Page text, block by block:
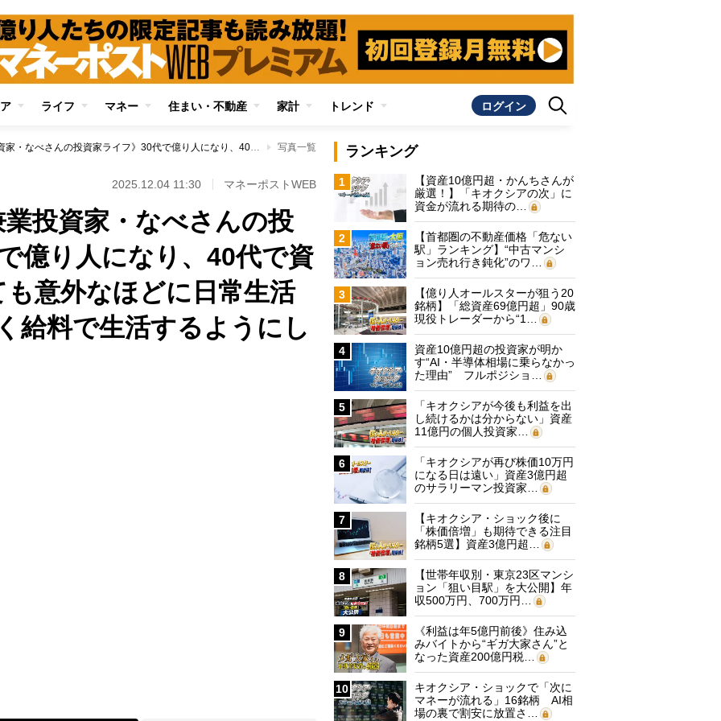
ライフ マネー 住まい・不動産 家計 トレンド ログイン
《資産3億円超の兼業投資家・なべさんの投資家ライフ》30代で億り人になり、40代で資産3億円を達成しても意外なほどに日常生活は堅実 「なるべく給料で生活するようにしています」 写真一覧
2025.12.04 11:30 マネーポストWEB
業投資家・なべさんの投
億り人になり、40代で資
意外なほどに日常生活
料で生活するようにし
ランキング
1
【資産10億円超・かんちさんが
厳選！】「キオクシアの次」に
資金が流れる期待の…
2
【首都圏の不動産価格「危ない
駅」ランキング】“中古マンシ
ョン売れ行き鈍化”のワ…
3
【億り人オールスターが狙う20
銘柄】「総資産69億円超」90歳
現役トレーダーから“1…
4
資産10億円超の投資家が明か
す“AI・半導体相場に乗らなかっ
た理由” フルポジショ…
5
「キオクシアが今後も利益を出
し続けるかは分からない」資産
11億円の個人投資家…
6
「キオクシアが再び株価10万円
になる日は遠い」資産3億円超
のサラリーマン投資家…
7
【キオクシア・ショック後に
「株価倍増」も期待できる注目
銘柄5選】資産3億円超…
8
【世帯年収別・東京23区マンシ
ョン「狙い目駅」を大公開】年
収500万円、700万円…
9
《利益は年5億円前後》住み込
みバイトから“ギガ大家さん”と
なった資産200億円税…
10
キオクシア・ショックで「次に
マネーが流れる」16銘柄 AI相
場の裏で割安に放置さ…